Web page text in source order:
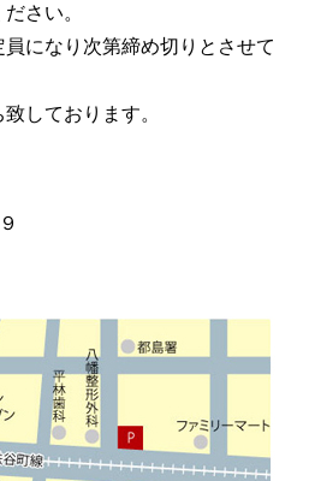
さい。
員になり次第締め切りとさせて
しております。